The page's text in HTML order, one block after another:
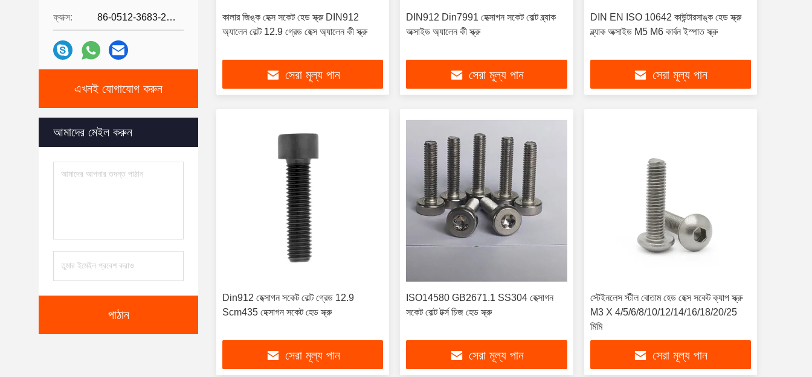
ফ্যাক্স: 86-0512-3683-2631
এখনই যোগাযোগ করুন
আমাদের মেইল ​​করুন
পাঠান
কালার জিঙ্ক হেক্স সকেট হেড স্ক্রু DIN912
অ্যালেন বোল্ট 12.9 গ্রেড হেক্স অ্যালেন কী স্ক্রু
সেরা মূল্য পান
DIN912 Din7991 হেক্সাগন সকেট বোল্ট ব্ল্যাক
অক্সাইড অ্যালেন কী স্ক্রু
সেরা মূল্য পান
DIN EN ISO 10642 কাউন্টারসাঙ্ক হেড স্ক্রু
ব্ল্যাক অক্সাইড M5 M6 কার্বন ইস্পাত স্ক্রু
সেরা মূল্য পান
Din912 হেক্সাগন সকেট বোল্ট গ্রেড 12.9
Scm435 হেক্সাগন সকেট হেড স্ক্রু
সেরা মূল্য পান
ISO14580 GB2671.1 SS304 হেক্সাগন
সকেট বোল্ট টর্ক্স চিজ হেড স্ক্রু
সেরা মূল্য পান
স্টেইনলেস স্টীল বোতাম হেড হেক্স সকেট ক্যাপ স্ক্রু
M3 X 4/5/6/8/10/12/14/16/18/20/25
মিমি
সেরা মূল্য পান